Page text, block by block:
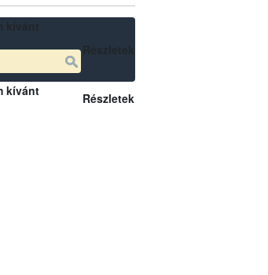
kívánt
Részletek